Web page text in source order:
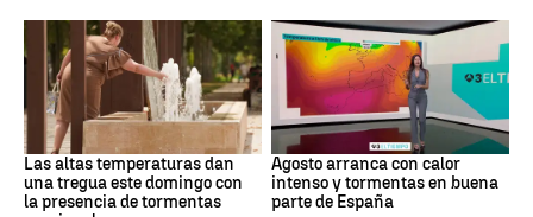
Tiempo
Las altas temperaturas dan
una tregua este domingo con
la presencia de tormentas
Tiempo
Agosto arranca con calor
intenso y tormentas en buena
parte de España